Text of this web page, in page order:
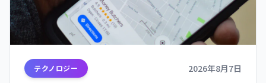
テクノロジー 2026年8月7日